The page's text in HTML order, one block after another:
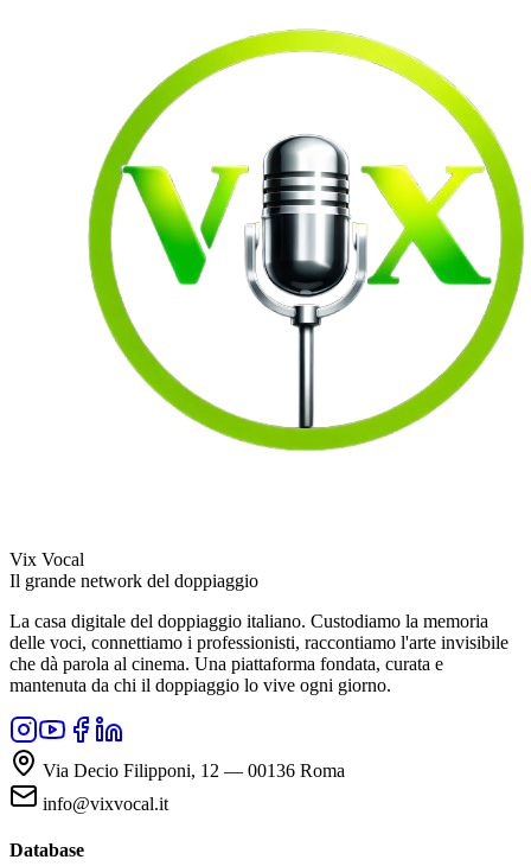
Vix Vocal
Il grande network del doppiaggio
La casa digitale del doppiaggio italiano. Custodiamo la memoria
delle voci, connettiamo i professionisti, raccontiamo l'arte invisibile
che dà parola al cinema. Una piattaforma fondata, curata e
mantenuta da chi il doppiaggio lo vive ogni giorno.
Via Decio Filipponi, 12 — 00136 Roma
info@vixvocal.it
Database